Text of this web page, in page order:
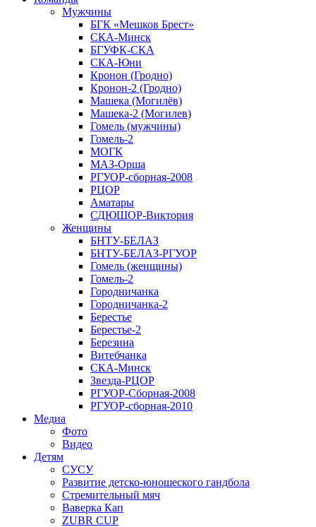
Мужчины
БГК «Мешков Брест»
СКА-Минск
БГУФК-СКА
СКА-Юни
Кронон (Гродно)
Кронон-2 (Гродно)
Машека (Могилёв)
Машека-2 (Могилев)
Гомель (мужчины)
Гомель-2
МОГК
МАЗ-Орша
РГУОР-сборная-2008
РЦОР
Аматары
СДЮШОР-Виктория
Женщины
БНТУ-БЕЛАЗ
БНТУ-БЕЛАЗ-РГУОР
Гомель (женщины)
Гомель-2
Городничанка
Городничанка-2
Берестье
Берестье-2
Березина
Витебчанка
СКА-Минск
Звезда-РЦОР
РГУОР-Сборная-2008
РГУОР-сборная-2010
Медиа
Фото
Видео
Детям
СУСУ
Развитие детско-юношеского гандбола
Стремительный мяч
Ваверка Кап
ZUBR CUP